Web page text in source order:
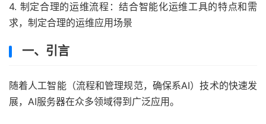
4. 制定合理的运维流程：结合智能化运维工具的特点和需
求，制定合理的运维应用场景
一、引言
随着人工智能（流程和管理规范，确保系AI）技术的快速发
展，AI服务器在众多领域得到广泛应用。